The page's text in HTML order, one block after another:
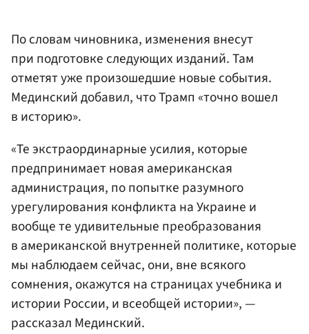
По словам чиновника, изменения внесут
при подготовке следующих изданий. Там
отметят уже произошедшие новые события.
Мединский добавил, что Трамп «точно вошел
в историю».
«Те экстраординарные усилия, которые
предпринимает новая американская
администрация, по попытке разумного
урегулирования конфликта на Украине и
вообще те удивительные преобразования
в американской внутренней политике, которые
мы наблюдаем сейчас, они, вне всякого
сомнения, окажутся на страницах учебника и
истории России, и всеобщей истории», —
рассказал Мединский.